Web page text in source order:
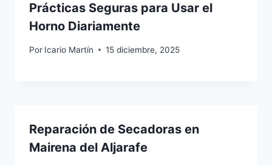
Prácticas Seguras para Usar el
Horno Diariamente
Por Icario Martín 15 diciembre, 2025
Reparación de Secadoras en
Mairena del Aljarafe